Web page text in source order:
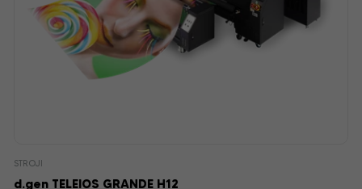
STROJI
d.gen TELEIOS GRANDE H12